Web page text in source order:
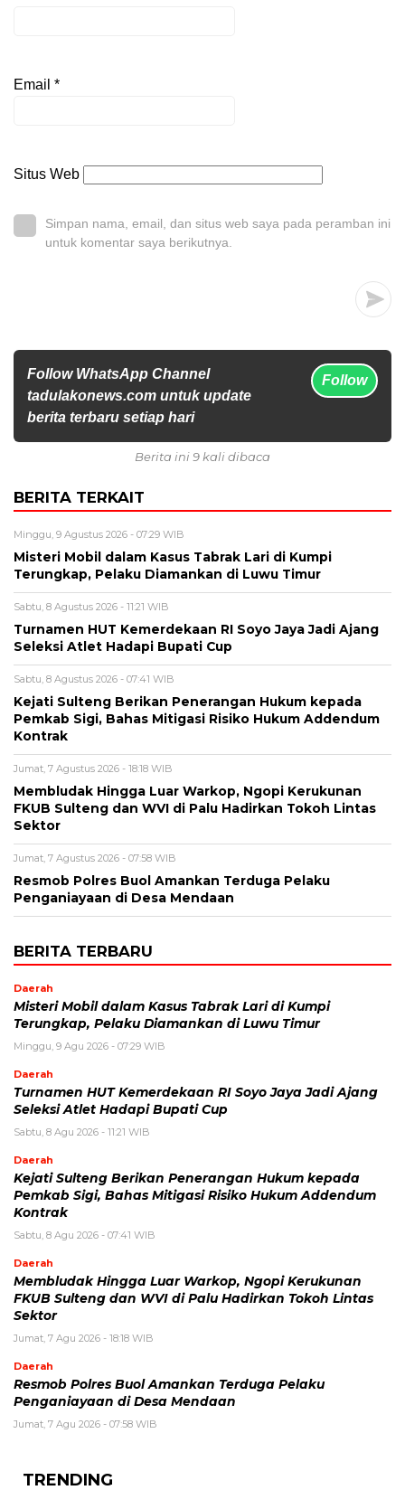
Email *
Situs Web
Simpan nama, email, dan situs web saya pada peramban ini
untuk komentar saya berikutnya.
Follow WhatsApp Channel
tadulakonews.com untuk update
berita terbaru setiap hari
Follow
Berita ini 9 kali dibaca
BERITA TERKAIT
Minggu, 9 Agustus 2026 - 07:29 WIB
Misteri Mobil dalam Kasus Tabrak Lari di Kumpi
Terungkap, Pelaku Diamankan di Luwu Timur
Sabtu, 8 Agustus 2026 - 11:21 WIB
Turnamen HUT Kemerdekaan RI Soyo Jaya Jadi Ajang
Seleksi Atlet Hadapi Bupati Cup
Sabtu, 8 Agustus 2026 - 07:41 WIB
Kejati Sulteng Berikan Penerangan Hukum kepada
Pemkab Sigi, Bahas Mitigasi Risiko Hukum Addendum
Kontrak
Jumat, 7 Agustus 2026 - 18:18 WIB
Membludak Hingga Luar Warkop, Ngopi Kerukunan
FKUB Sulteng dan WVI di Palu Hadirkan Tokoh Lintas
Sektor
Jumat, 7 Agustus 2026 - 07:58 WIB
Resmob Polres Buol Amankan Terduga Pelaku
Penganiayaan di Desa Mendaan
BERITA TERBARU
Daerah
Misteri Mobil dalam Kasus Tabrak Lari di Kumpi
Terungkap, Pelaku Diamankan di Luwu Timur
Minggu, 9 Agu 2026 - 07:29 WIB
Daerah
Turnamen HUT Kemerdekaan RI Soyo Jaya Jadi Ajang
Seleksi Atlet Hadapi Bupati Cup
Sabtu, 8 Agu 2026 - 11:21 WIB
Daerah
Kejati Sulteng Berikan Penerangan Hukum kepada
Pemkab Sigi, Bahas Mitigasi Risiko Hukum Addendum
Kontrak
Sabtu, 8 Agu 2026 - 07:41 WIB
Daerah
Membludak Hingga Luar Warkop, Ngopi Kerukunan
FKUB Sulteng dan WVI di Palu Hadirkan Tokoh Lintas
Sektor
Jumat, 7 Agu 2026 - 18:18 WIB
Daerah
Resmob Polres Buol Amankan Terduga Pelaku
Penganiayaan di Desa Mendaan
Jumat, 7 Agu 2026 - 07:58 WIB
TRENDING